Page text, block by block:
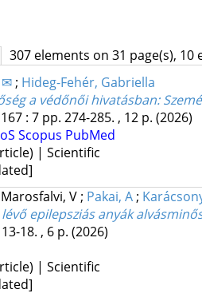
307 elements on 31 page(s),
✉; Hideg-Fehér, Gabriella
a védőnői hivatásban:
167: 7 pp. 274-285. , 12 p. (2026)
Scopus PubMed
| Scientific
Marosfalvi, V; Pakai, A;
epilepsziás anyák
18. , 6 p. (2026)
| Scientific